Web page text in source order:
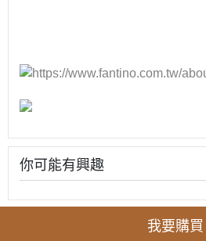
你可能有興趣
我要購買